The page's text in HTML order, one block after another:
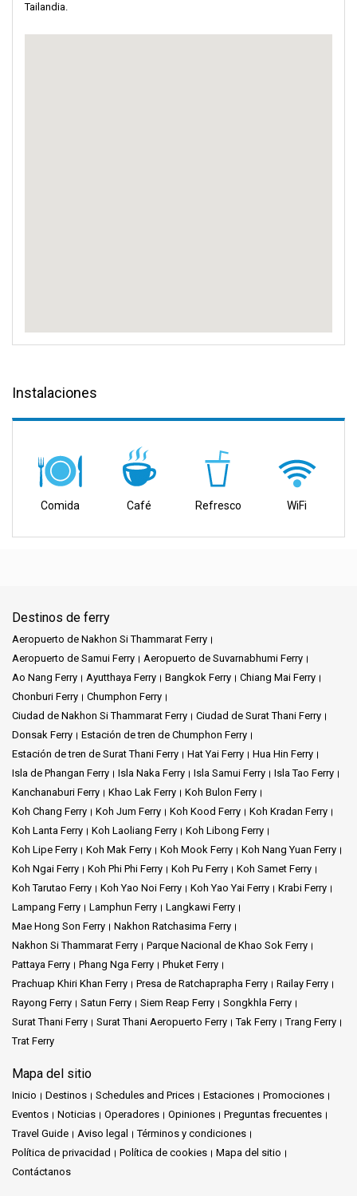
Tailandia.
Instalaciones
Comida Café Refresco WiFi
Destinos de ferry
Aeropuerto de Nakhon Si Thammarat Ferry
Aeropuerto de Samui Ferry
Aeropuerto de Suvarnabhumi Ferry
Ao Nang Ferry
Ayutthaya Ferry Bangkok Ferry
Chiang Mai Ferry
Chonburi Ferry
Chumphon Ferry
Ciudad de Nakhon Si Thammarat Ferry
Ciudad de Surat Thani Ferry
Donsak Ferry
Estación de tren de Chumphon Ferry
Estación de tren de Surat Thani Ferry
Hat Yai Ferry
Hua Hin Ferry
Isla de Phangan Ferry
Isla Naka Ferry Isla Samui Ferry
Isla Tao Ferry
Kanchanaburi Ferry
Khao Lak Ferry
Koh Bulon Ferry
Koh Chang Ferry
Koh Jum Ferry Koh Kood Ferry
Koh Kradan Ferry
Koh Lanta Ferry
Koh Laoliang Ferry
Koh Libong Ferry
Koh Lipe Ferry
Koh Mak Ferry Koh Mook Ferry
Koh Nang Yuan Ferry
Koh Ngai Ferry
Koh Phi Phi Ferry Koh Pu Ferry
Koh Samet Ferry
Koh Tarutao Ferry
Koh Yao Noi Ferry Koh Yao Yai Ferry
Krabi Ferry
Lampang Ferry
Lamphun Ferry
Langkawi Ferry
Mae Hong Son Ferry
Nakhon Ratchasima Ferry
Nakhon Si Thammarat Ferry
Parque Nacional de Khao Sok Ferry
Pattaya Ferry
Phang Nga Ferry
Phuket Ferry
Prachuap Khiri Khan Ferry
Presa de Ratchaprapha Ferry
Railay Ferry
Rayong Ferry
Satun Ferry Siem Reap Ferry
Songkhla Ferry
Surat Thani Ferry
Surat Thani Aeropuerto Ferry Tak Ferry
Trang Ferry
Trat Ferry
Mapa del sitio
Inicio Destinos Schedules and Prices Estaciones
Promociones
Eventos
Noticias Operadores Opiniones
Preguntas frecuentes
Travel Guide
Aviso legal
Términos y condiciones
Política de privacidad
Política de cookies
Mapa del sitio
Contáctanos